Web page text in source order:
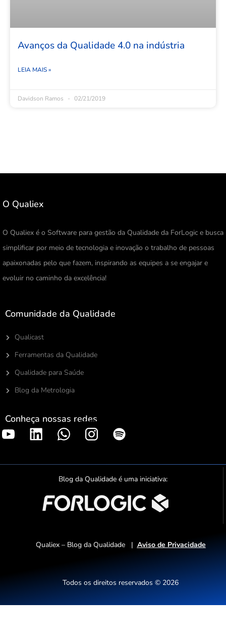
Avanços da Qualidade 4.0 na indústria
LEIA MAIS »
Davidson Ramos 02/21/2019
O Qualiex
O Qualiex é o Software para gestão da Qualidade da ForLogic e busca
simplificar por meio de tecnologia e inovação o trabalho de pessoas
apaixonadas pelo que fazem, inspirando as equipes a se engajar e
evoluir no caminho da excelência!
Comunidade da Qualidade
Qualicast
Ferramentas da Qualidade
Qualidade para Saúde
Blog da Metrologia
Conheça nossas redes
S
o
t
i
f
y
Blog da Qualidade é uma iniciativa:
Qualiex – Blog da Qualidade | Aviso de Privacidade
Todos os direitos reservados © 2026